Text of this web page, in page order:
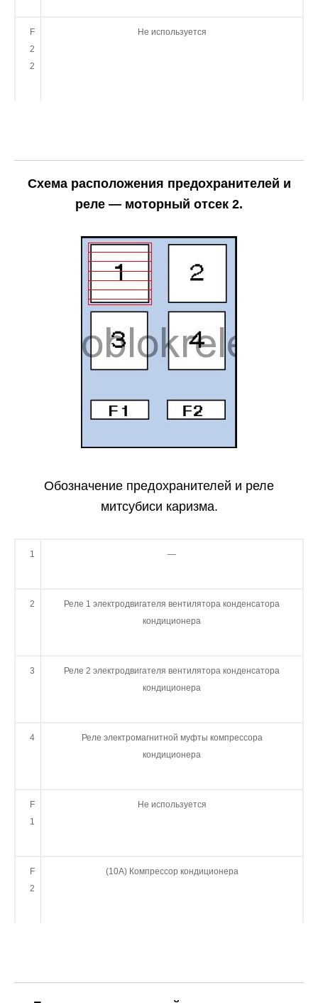
F
2
2
Не используется
Схема расположения предохранителей и
реле — моторный отсек 2.
Обозначение предохранителей и реле
митсубиси каризма.
1 —
2
Реле 1 электродвигателя вентилятора конденсатора
кондиционера
3
Реле 2 электродвигателя вентилятора конденсатора
кондиционера
4
Реле электромагнитной муфты компрессора
кондиционера
F
1
Не используется
F
2
(10А) Компрессор кондиционера